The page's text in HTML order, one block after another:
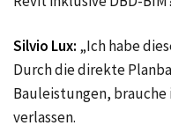
Silvio Lux: „Ich habe
Durch die direkte
Bauleistungen, brauche
verlassen.